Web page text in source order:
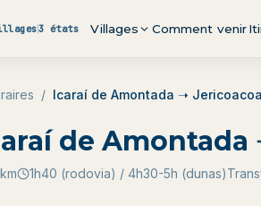
3 états Villages Comment venir
/ Icaraí de Amontada ➝
de Amontada
km 1h40 (rodovia) / 4h30-5h (dunas)